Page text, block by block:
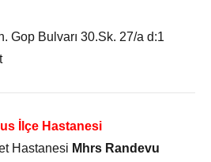
Gop Bulvarı 30.Sk. 27/a d:1
İlçe Hastanesi
Hastanesi Mhrs Randevu